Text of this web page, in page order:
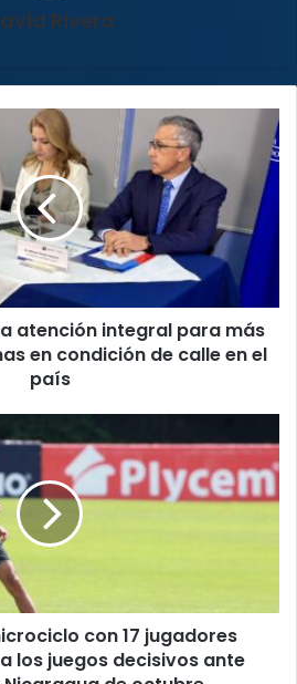
Rivera
atención integral para más
en condición de calle en el
país
con 17 jugadores
los juegos decisivos ante